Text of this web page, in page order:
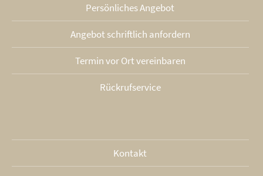
Persönliches Angebot
Angebot schriftlich anfordern
Termin vor Ort vereinbaren
Rückrufservice
Kontakt